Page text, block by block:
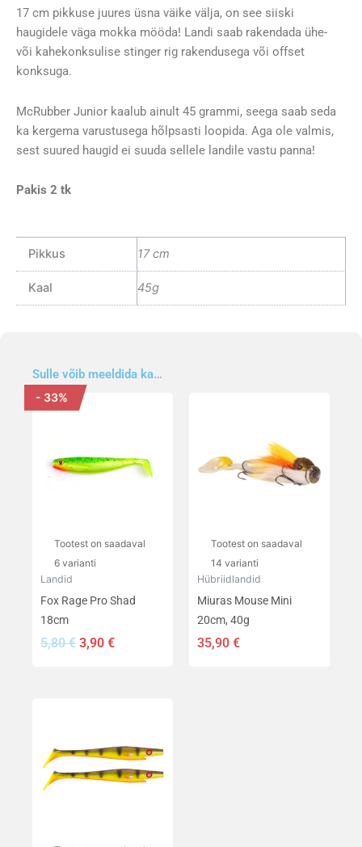
11,90 €.8,90 €.
17 cm pikkuse juures üsna väike välja, on see siiski
haugidele väga mokka mööda! Landi saab rakendada ühe-
või kahekonksulise stinger rig rakendusega või offset
konksuga.
McRubber Junior kaalub ainult 45 grammi, seega saab seda
ka kergema varustusega hõlpsasti loopida. Aga ole valmis,
sest suured haugid ei suuda sellele landile vastu panna!
Pakis 2 tk
Pikkus 17 cm
Kaal 45g
Sulle võib meeldida ka…
- 33%
Tootest on saadaval
6 varianti
Landid
Fox Rage Pro Shad
18cm
5,80€
Algne
hind
3,90 €
Sellel
mitu
varianti.
teha
tootelehel.
Tootest on saadaval
14 varianti
Hübriidlandid
Miuras Mouse Mini
20cm, 40g
35,90 €
mitu
varianti.
teha
tootelehel.
on
mitu
varianti.
teha